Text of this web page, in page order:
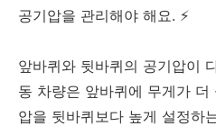
공기압을 관리해야 해요. ⚡
앞바퀴와 뒷바퀴의 공기압이
동 차량은 앞바퀴에 무게가
압을 뒷바퀴보다 높게 설정하